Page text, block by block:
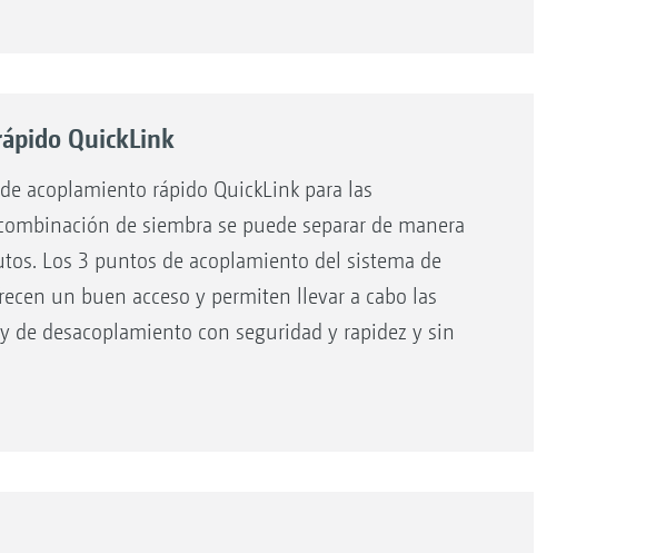
QuickLink
acoplamiento rápido QuickLink para las
de siembra se puede separar de manera
Los 3 puntos de acoplamiento del sistema de
un buen acceso y permiten llevar a cabo las
de desacoplamiento con seguridad y rapidez y sin